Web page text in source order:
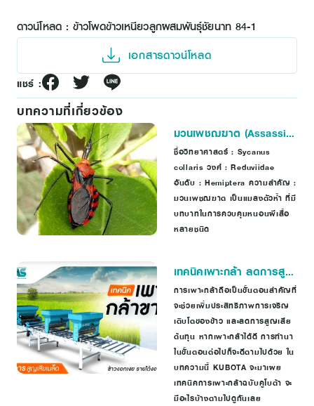
ดาวน์โหลด : ข้าวโพดข้าวเหนียวลูกผสมพันธุ์ชัยนาท 84-1
เอกสารดาวน์โหลด
แชร์ :
บทความที่เกี่ยวข้อง
มวนเพชฌฆาต (Assassin
bugs)
ชื่อวิทยาศาสตร์ : Sycanus
collaris วงศ์ : Reduviidae
อันดับ : Hemiptera ความสำคัญ :
มวนเพชฌฆาต เป็นแมลงตัวห้ำ ที่มี
บทบาทในการควบคุมหนอนผีเสื้อ
หลายชนิด
เทคนิคเพาะกล้า ลดการสูญ
เสียเมล็ด ข้าวงอกเงย ราย
ได้งอกงาม
การเพาะกล้าถือเป็นขั้นตอนสำคัญที่
จะช่วยเพิ่มประสิทธิภาพการเจริญ
เติบโตของข้าว และลดการสูญเสีย
ต้นทุน หากเพาะกล้าได้ดี การทำนา
ในขั้นตอนต่อไปก็จะดีตามไปด้วย ใน
บทความนี้ KUBOTA จะมาเผย
เทคนิคการเพาะกล้าฉบับคูโบต้า จะ
มีอะไรบ้างตามไปดูกันเลย